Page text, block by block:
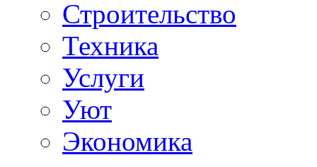
Строительство
Техника
Услуги
Уют
Экономика